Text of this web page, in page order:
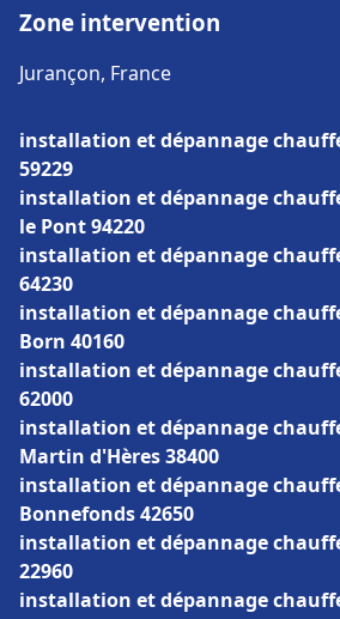
Zone intervention
Jurançon, France
installation et dépannage
59229
installation et dépannage
le Pont 94220
installation et dépannage
64230
installation et dépannage
Born 40160
installation et dépannage
62000
installation et dépannage
Martin d'Hères 38400
installation et dépannage
Bonnefonds 42650
installation et dépannage
22960
installation et dépannage